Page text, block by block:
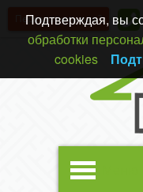
Перезвонить вам?
Подтверждая, вы
обработки
cookies